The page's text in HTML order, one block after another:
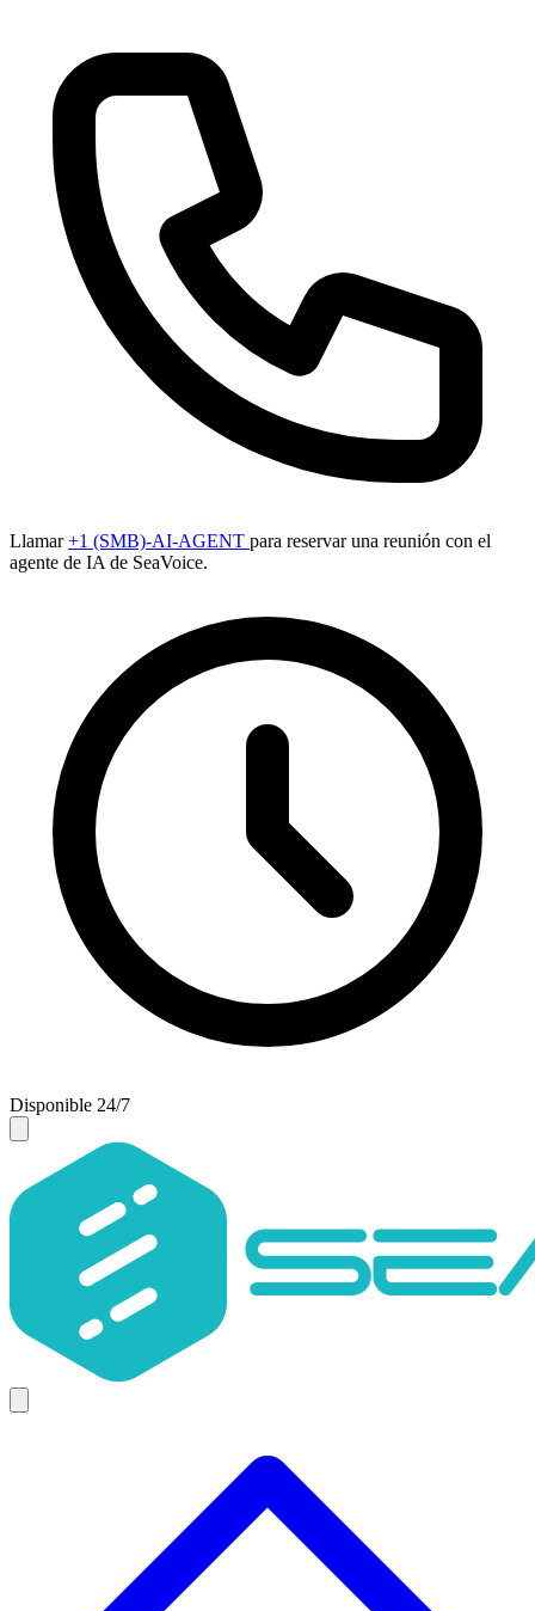
Llamar+1 (SMB)-AI-AGENT para reservar una reunión con el
agente de IA de SeaVoice.
Disponible 24/7